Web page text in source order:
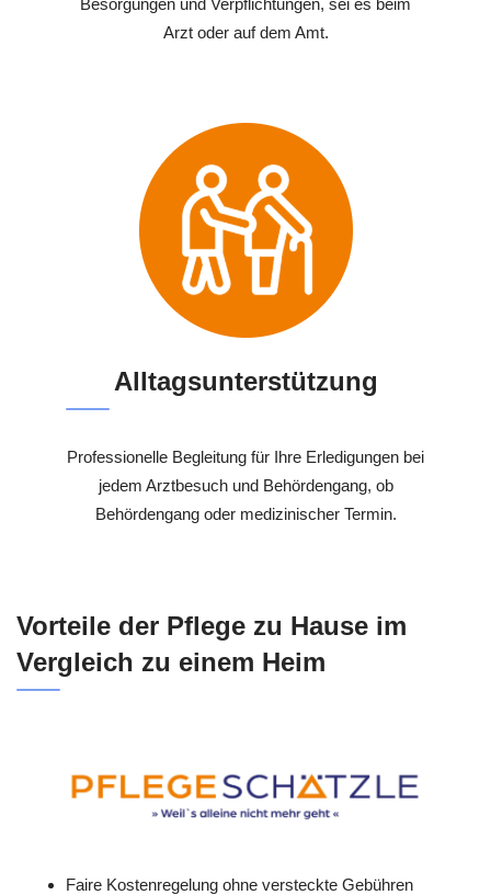
Besorgungen und Verpflichtungen, sei es beim
Arzt oder auf dem Amt.
Alltagsunterstützung
Professionelle Begleitung für Ihre Erledigungen bei
jedem Arztbesuch und Behördengang, ob
Behördengang oder medizinischer Termin.
Vorteile der Pflege zu Hause im
Vergleich zu einem Heim
Faire Kostenregelung ohne versteckte Gebühren